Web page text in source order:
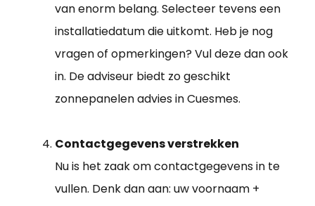
van enorm belang. Selecteer tevens een
installatiedatum die uitkomt. Heb je nog
vragen of opmerkingen? Vul deze dan ook
in. De adviseur biedt zo geschikt
zonnepanelen advies in Cuesmes.
Contactgegevens verstrekken
Nu is het zaak om contactgegevens in te
vullen. Denk dan aan: uw voornaam +